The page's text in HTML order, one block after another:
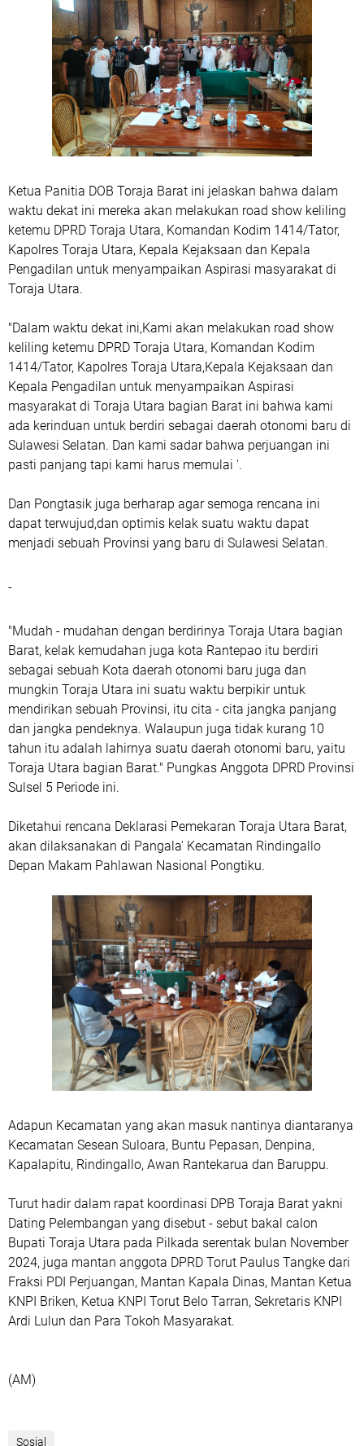
Ketua Panitia DOB Toraja Barat ini jelaskan bahwa dalam
waktu dekat ini mereka akan melakukan road show keliling
ketemu DPRD Toraja Utara, Komandan Kodim 1414/Tator,
Kapolres Toraja Utara, Kepala Kejaksaan dan Kepala
Pengadilan untuk menyampaikan Aspirasi masyarakat di
Toraja Utara.
"Dalam waktu dekat ini,Kami akan melakukan road show
keliling ketemu DPRD Toraja Utara, Komandan Kodim
1414/Tator, Kapolres Toraja Utara,Kepala Kejaksaan dan
Kepala Pengadilan untuk menyampaikan Aspirasi
masyarakat di Toraja Utara bagian Barat ini bahwa kami
ada kerinduan untuk berdiri sebagai daerah otonomi baru di
Sulawesi Selatan. Dan kami sadar bahwa perjuangan ini
pasti panjang tapi kami harus memulai '.
Dan Pongtasik juga berharap agar semoga rencana ini
dapat terwujud,dan optimis kelak suatu waktu dapat
menjadi sebuah Provinsi yang baru di Sulawesi Selatan.
-
"Mudah - mudahan dengan berdirinya Toraja Utara bagian
Barat, kelak kemudahan juga kota Rantepao itu berdiri
sebagai sebuah Kota daerah otonomi baru juga dan
mungkin Toraja Utara ini suatu waktu berpikir untuk
mendirikan sebuah Provinsi, itu cita - cita jangka panjang
dan jangka pendeknya. Walaupun juga tidak kurang 10
tahun itu adalah lahirnya suatu daerah otonomi baru, yaitu
Toraja Utara bagian Barat." Pungkas Anggota DPRD Provinsi
Sulsel 5 Periode ini.
Diketahui rencana Deklarasi Pemekaran Toraja Utara Barat,
akan dilaksanakan di Pangala' Kecamatan Rindingallo
Depan Makam Pahlawan Nasional Pongtiku.
Adapun Kecamatan yang akan masuk nantinya diantaranya
Kecamatan Sesean Suloara, Buntu Pepasan, Denpina,
Kapalapitu, Rindingallo, Awan Rantekarua dan Baruppu.
Turut hadir dalam rapat koordinasi DPB Toraja Barat yakni
Dating Pelembangan yang disebut - sebut bakal calon
Bupati Toraja Utara pada Pilkada serentak bulan November
2024, juga mantan anggota DPRD Torut Paulus Tangke dari
Fraksi PDI Perjuangan, Mantan Kapala Dinas, Mantan Ketua
KNPI Briken, Ketua KNPI Torut Belo Tarran, Sekretaris KNPI
Ardi Lulun dan Para Tokoh Masyarakat.
(AM)
Sosial